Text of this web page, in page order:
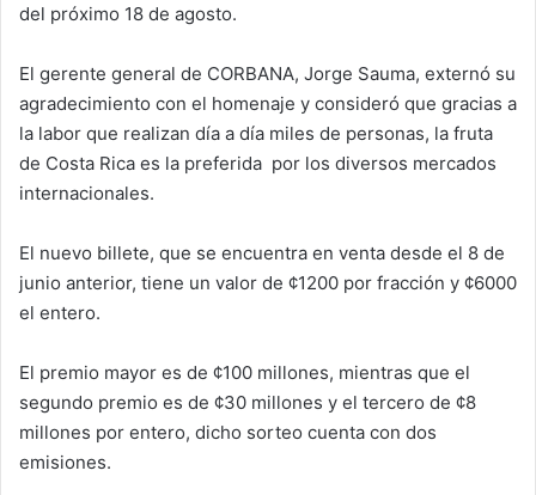
del próximo 18 de agosto.
El gerente general de CORBANA, Jorge Sauma, externó su
agradecimiento con el homenaje y consideró que gracias a
la labor que realizan día a día miles de personas, la fruta
de Costa Rica es la preferida por los diversos mercados
internacionales.
El nuevo billete, que se encuentra en venta desde el 8 de
junio anterior, tiene un valor de ¢1200 por fracción y ¢6000
el entero.
El premio mayor es de ¢100 millones, mientras que el
segundo premio es de ¢30 millones y el tercero de ¢8
millones por entero, dicho sorteo cuenta con dos
emisiones.